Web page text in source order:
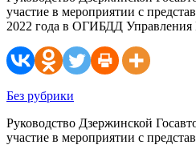
участие в мероприятии с
2022 года в ОГИБДД
Без рубрики
Руководство Дзержинской
участие в мероприятии с